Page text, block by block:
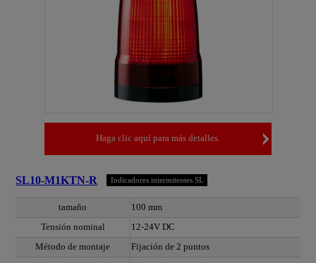
Haga clic aquí para más detalles.
SL10-M1KTN-R Indicadores intermitentes SL
tamaño
100 mm
Tensión nominal
12-24V DC
Método de montaje
Fijación de 2 puntos